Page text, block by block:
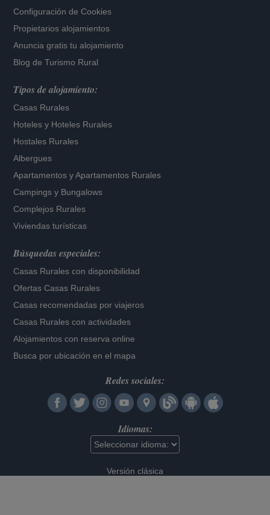
Configuración de Cookies
Propietarios alojamientos
Anuncia gratis tu alojamiento
Blog de Turismo Rural
Tipos de alojamiento:
Casas Rurales
Hoteles y Hoteles Rurales
Hostales Rurales
Albergues
Apartamentos yApartamentos Rurales
Campings y Bungalows
Complejos Rurales
Viviendas turísticas
Búsquedas especiales:
Casas Rurales con disponibilidad
Ofertas Casas Rurales
Casas recomendadas por viajeros
Casas Rurales con actividades
Alojamientos con reserva online
Busca por ubicación en el mapa
Redes sociales:
Idiomas:
Versión clásica